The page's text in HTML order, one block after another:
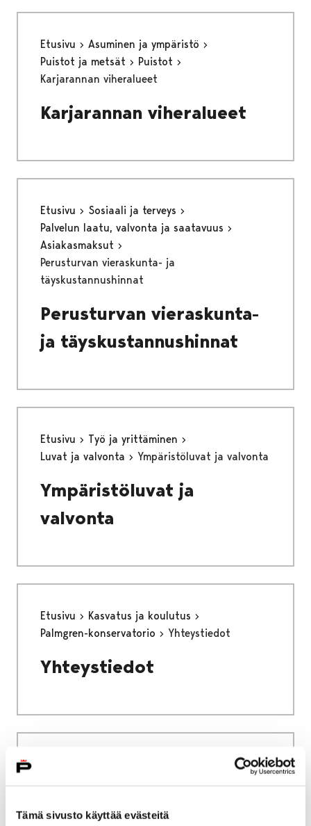
Tämä sivusto käyttää evästeitä
Etusivu
Asuminen ja ympäristö
Puistot ja metsät
Puistot
Karjarannan viheralueet
Karjarannan viheralueet
Etusivu
Sosiaali ja terveys
Palvelun laatu, valvonta ja saatavuus
Asiakasmaksut
Perusturvan vieraskunta- ja
täyskustannushinnat
Perusturvan vieraskunta-
ja täyskustannushinnat
Etusivu
Työ ja yrittäminen
Luvat ja valvonta
Ympäristöluvat ja valvonta
Ympäristöluvat ja
valvonta
Etusivu
Kasvatus ja koulutus
Palmgren-konservatorio
Yhteystiedot
Yhteystiedot
treatment in urban areas for cleaner Baltic